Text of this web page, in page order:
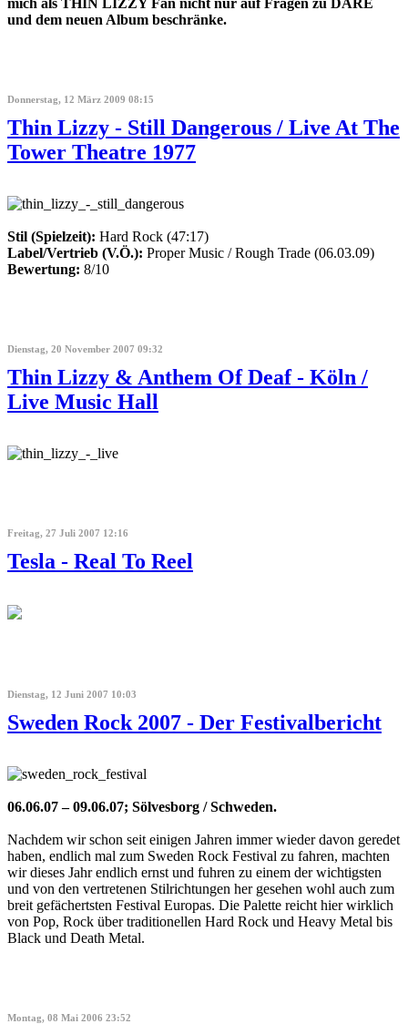
und dem neuen Album beschränke.
Donnerstag, 12 März 2009 08:15
Thin Lizzy - Still Dangerous / Live At The
Tower Theatre 1977
Stil (Spielzeit): Hard Rock (47:17)
Label/Vertrieb (V.Ö.): Proper Music / Rough Trade (06.03.09)
Bewertung: 8/10
Dienstag, 20 November 2007 09:32
Thin Lizzy & Anthem Of Deaf - Köln /
Live Music Hall
Freitag, 27 Juli 2007 12:16
Tesla - Real To Reel
Dienstag, 12 Juni 2007 10:03
Sweden Rock 2007 - Der Festivalbericht
06.06.07 – 09.06.07; Sölvesborg / Schweden.
Nachdem wir schon seit einigen Jahren immer wieder davon geredet
haben, endlich mal zum Sweden Rock Festival zu fahren, machten
wir dieses Jahr endlich ernst und fuhren zu einem der wichtigsten
und von den vertretenen Stilrichtungen her gesehen wohl auch zum
breit gefächertsten Festival Europas. Die Palette reicht hier wirklich
von Pop, Rock über traditionellen Hard Rock und Heavy Metal bis
Black und Death Metal.
Montag, 08 Mai 2006 23:52